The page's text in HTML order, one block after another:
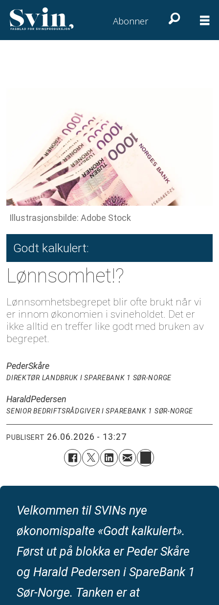
Abonner
Illustrasjonsbilde: Adobe Stock
Godt kalkulert:
Lønnsomhet!?
Lønnsomhetsbegrepet blir ofte brukt når vi
er innom økonomien i svineholdet. Det er
ikke alltid en treffer like godt med bruken av
begrepet.
PederSkåre
DIREKTØR LANDBRUK I SPAREBANK 1 SØR-NORGE
HaraldPedersen
SENIOR BEDRIFTSRÅDGIVER I SPAREBANK 1 SØR-NORGE
PUBLISERT 26.06.2026 - 13:27
Velkommen til SVINs nye
økonomispalte «Godt kalkulert».
Først ut på blokka er Peder Skåre
og Harald Pedersen i SpareBank 1
Sør-Norge. Tanken er at